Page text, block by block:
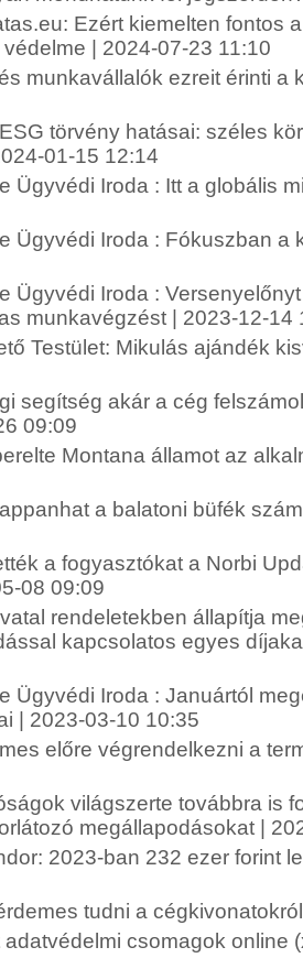
Ezért kiemelten fontos
| 2024-07-23 11:10
munkavállalók ezreit érinti a
törvény hatásai: széles
01-15 12:14
Ügyvédi Iroda : Itt a globális
Ügyvédi Iroda : Fókuszban a
Ügyvédi Iroda :
munkavégzést | 2023-12-14
Testület: Mikulás ajándék
segítség akár a cég
09:09
Montana államot az
a balatoni büfék
a fogyasztókat a Norbi
08 09:09
rendeletekben állapítja
kapcsolatos egyes
Ügyvédi Iroda : Januártól
| 2023-03-10 10:35
előre végrendelkezni a
világszerte továbbra is
megállapodásokat |
2023-ban 232 ezer forint
tudni a
csomagok online